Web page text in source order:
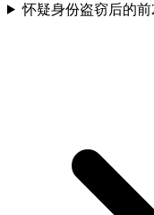
怀疑身份盗窃后的